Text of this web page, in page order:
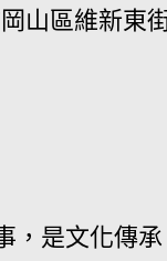
山區維新東
，是文化傳